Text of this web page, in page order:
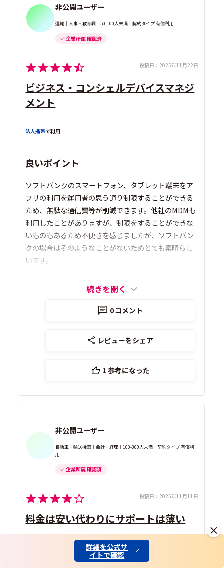
非公開ユーザー
運輸｜人事・教育職｜50-100人未満｜契約タイプ 有償利用
企業所属 確認済
投稿日： 2025年11月22日
ビジネス・コンシェルデバイスマネジ
メント
法人携帯で利用
良いポイント
ソフトバンクのスマートフォン、タブレット端末をア
プリの利用を運用者の思う通り制限することができる
ため、無駄な通信費等が削減できます。他社のMDMも
利用したことがありますが、制限をすることができな
いものもあるため不便さを感じましたが、ソフトバン
クの場合はそのようなことがないためとても素晴らし
いです。
続きを開く
0コメント
レビューをシェア
1 参考になった
非公開ユーザー
自動車・輸送機器｜会計・経理｜100-300人未満｜契約タイプ 有償利
用
企業所属 確認済
投稿日： 2025年11月11日
料金は安い代わりにサポートは薄い
詳細を公式サ
イトで確認